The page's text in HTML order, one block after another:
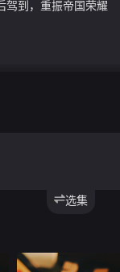
驾到，重振帝国荣耀
选集